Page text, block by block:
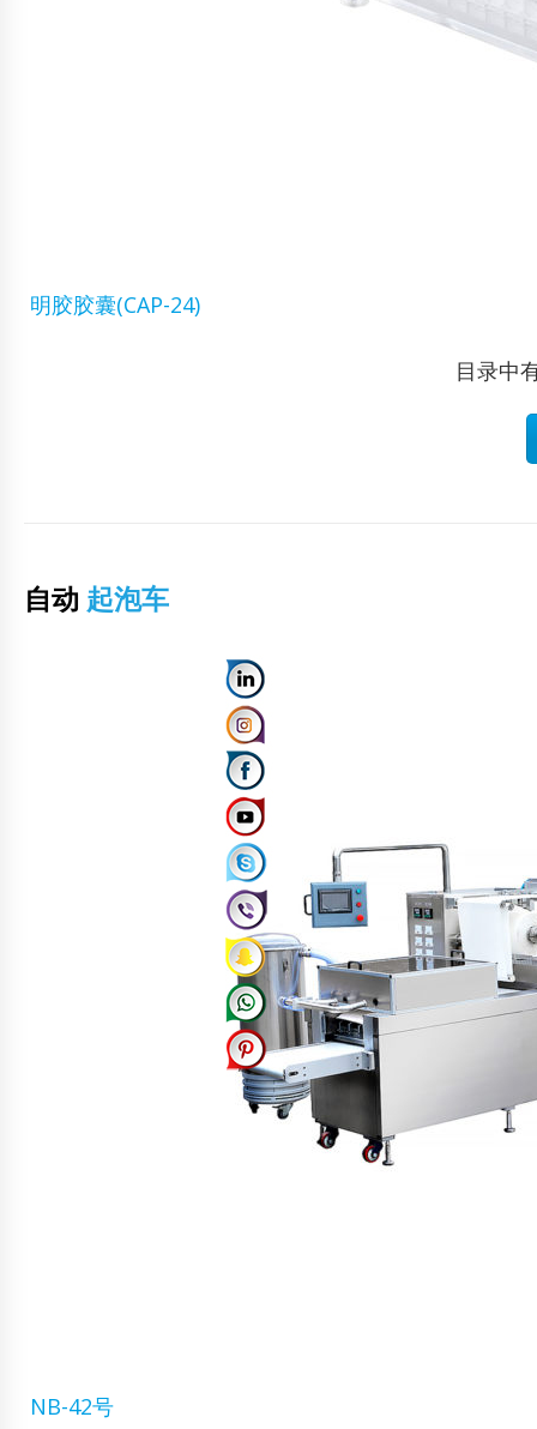
明胶胶囊(CAP-24)
目录中
自动 起泡车
NB-42号